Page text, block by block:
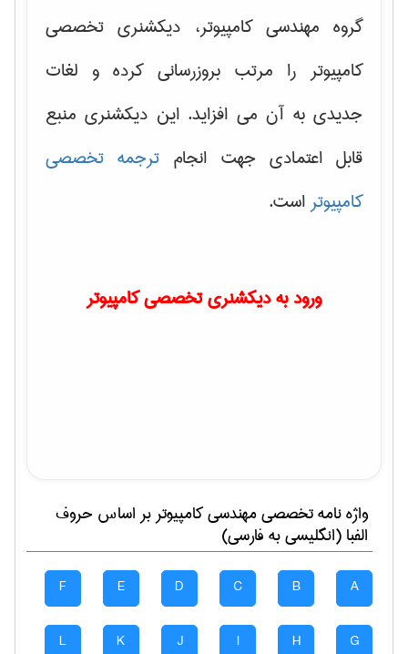
گروه مهندسی کامپیوتر، دیکشنری تخصصی
کامپیوتر را مرتب بروزرسانی کرده و لغات
جدیدی به آن می افزاید. این دیکشنری منبع
قابل اعتمادی جهت انجام ترجمه تخصصی
کامپیوتراست.
ورود به دیکشنری تخصصی کامپیوتر
واژه نامه تخصصیمهندسی كامپيوتربر اساس حروف
الفبا (انگلیسی به فارسی)
A
B
C
D
E
F
G
H
I
J
K
L